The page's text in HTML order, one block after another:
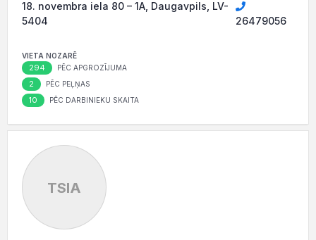
18. novembra iela 80 – 1A, Daugavpils, LV-
5404
26479056
VIETA NOZARĒ
294 PĒC APGROZĪJUMA
2 PĒC PEĻŅAS
10 PĒC DARBINIEKU SKAITA
TSIA